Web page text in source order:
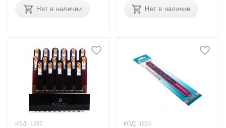
Нет в наличии Нет в наличии
КОД: 1287 КОД: 1223